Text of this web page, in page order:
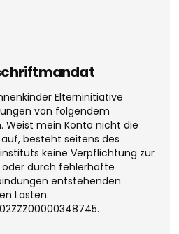
Elterninitiative
von folgendem
Weist mein Konto nicht die
besteht seitens des
keine Verpflichtung zur
oder durch fehlerhafte
entstehenden
Lasten.